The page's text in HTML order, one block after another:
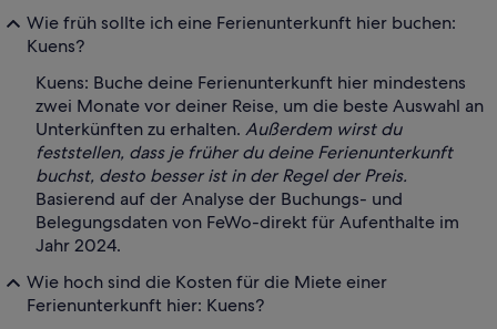
Wie früh sollte ich eine Ferienunterkunft hier buchen:
Kuens?
Kuens: Buche deine Ferienunterkunft hier mindestens
zwei Monate vor deiner Reise, um die beste Auswahl an
Unterkünften zu erhalten. Außerdem wirst du
feststellen, dass je früher du deine Ferienunterkunft
buchst, desto besser ist in der Regel der Preis.
Basierend auf der Analyse der Buchungs- und
Belegungsdaten von FeWo-direkt für Aufenthalte im
Jahr 2024.
Wie hoch sind die Kosten für die Miete einer
Ferienunterkunft hier: Kuens?